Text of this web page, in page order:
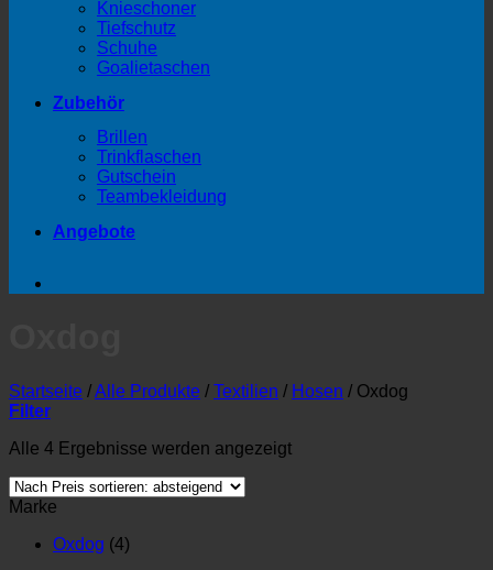
Knieschoner
Tiefschutz
Schuhe
Goalietaschen
Zubehör
Brillen
Trinkflaschen
Gutschein
Teambekleidung
Angebote
Startseite /Alle Produkte / Textilien / Hosen / Oxdog
Filter
Alle 4 Ergebnisse werden angezeigtNach
Marke
Oxdog (4)